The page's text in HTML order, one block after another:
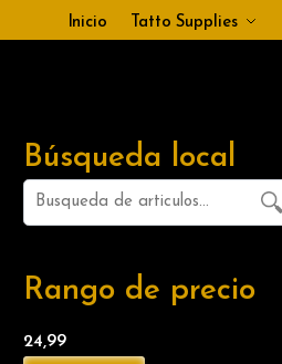
Inicio Tatto Supplies
Búsqueda local
Rango de precio
24,99